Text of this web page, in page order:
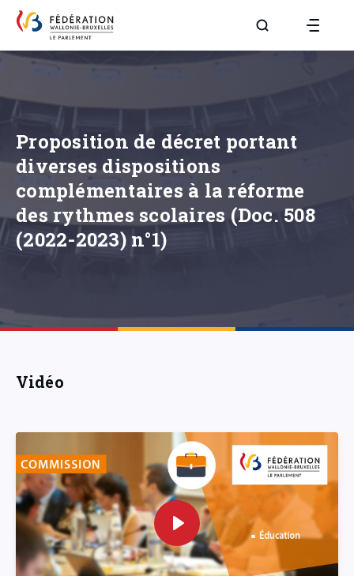
Aller à la page
Proposition de décret portant
diverses dispositions
complémentaires à la réforme
des rythmes scolaires (Doc. 508
(2022-2023) n°1)
Vidéo